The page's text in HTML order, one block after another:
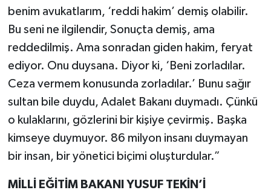
benim avukatlarım, ‘reddi hakim’ demiş olabilir.
Bu seni ne ilgilendir, Sonuçta demiş, ama
reddedilmiş. Ama sonradan giden hakim, feryat
ediyor. Onu duysana. Diyor ki, ‘Beni zorladılar.
Ceza vermem konusunda zorladılar.’ Bunu sağır
sultan bile duydu, Adalet Bakanı duymadı. Çünkü
o kulaklarını, gözlerini bir kişiye çevirmiş. Başka
kimseye duymuyor. 86 milyon insanı duymayan
bir insan, bir yönetici biçimi oluşturdular.”
MİLLİ EĞİTİM BAKANI YUSUF TEKİN’İ